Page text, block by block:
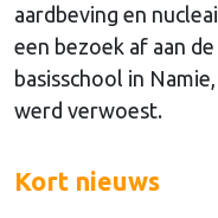
aardbeving en
een bezoek af aan
basisschool in
werd verwoest.
Kort nieuws